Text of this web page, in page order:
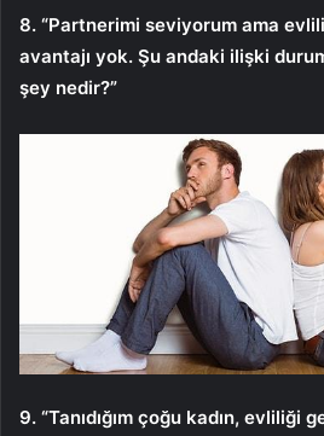
8. “Partnerimi seviyorum ama
avantajı yok. Şu andaki ilişki
şey nedir?”
9. “Tanıdığım çoğu kadın, evliliği